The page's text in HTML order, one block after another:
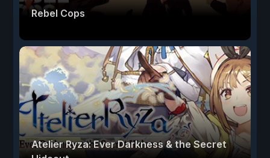
Rebel Cops
Atelier Ryza: Ever Darkness & the Secret